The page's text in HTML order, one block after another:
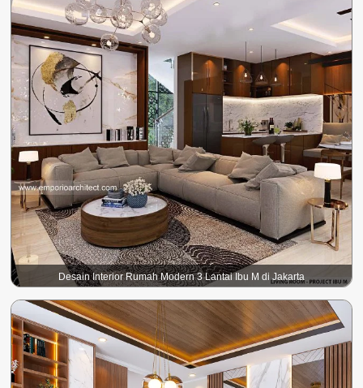
Desain Interior Rumah Modern 3 Lantai Ibu M di Jakarta